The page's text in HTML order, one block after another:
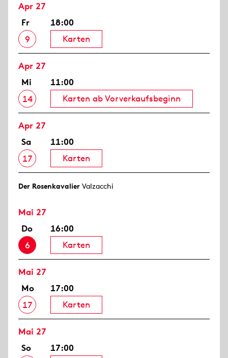
Apr 27
Fr
9
18:00
Karten
Apr 27
Mi
14
11:00
Karten ab Vorverkaufsbeginn
Apr 27
Sa
17
11:00
Karten
Der Rosen­kavalier Valzacchi
Mai 27
Do
6
16:00
Karten
Mai 27
Mo
17
17:00
Karten
Mai 27
So
17:00